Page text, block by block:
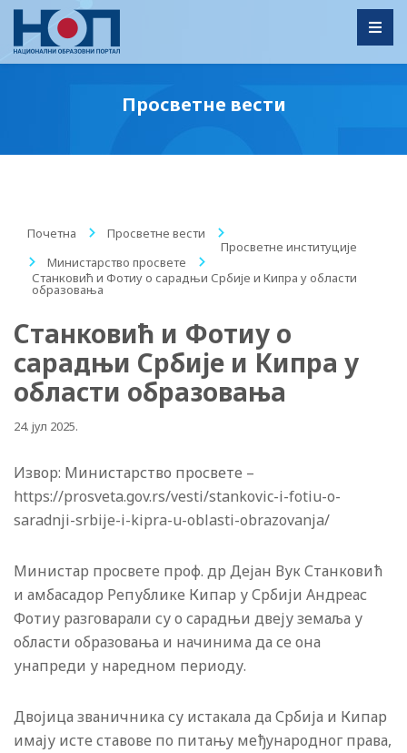
Просветне вести
Почетна / Просветне вести
/
Просветне институције
/
Министарство просвете
/
Станковић и Фотиу о сарадњи Србије и Кипра у области
образовања
Станковић и Фотиу о
сарадњи Србије и Кипра у
области образовања
24. јул 2025.
Извор: Министарство просвете –
https://prosveta.gov.rs/vesti/stankovic-i-fotiu-o-
saradnji-srbije-i-kipra-u-oblasti-obrazovanja/
Министар просвете проф. др Дејан Вук Станковић
и амбасадор Републике Кипaр у Србији Андреас
Фотиу разговарали су о сарадњи двеју земаља у
области образовања и начинима да се она
унапреди у наредном периоду.
Двојица званичника су истакала да Србија и Кипар
имају исте ставове по питању међународног права,